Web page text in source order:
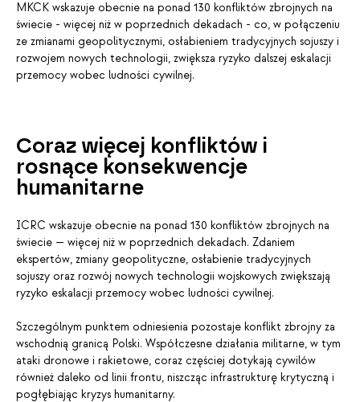
MKCK wskazuje obecnie na ponad 130 konfliktów zbrojnych na
świecie - więcej niż w poprzednich dekadach - co, w połączeniu
ze zmianami geopolitycznymi, osłabieniem tradycyjnych sojuszy i
rozwojem nowych technologii, zwiększa ryzyko dalszej eskalacji
przemocy wobec ludności cywilnej.
Coraz więcej konfliktów i
rosnące konsekwencje
humanitarne
ICRC wskazuje obecnie na ponad 130 konfliktów zbrojnych na
świecie — więcej niż w poprzednich dekadach. Zdaniem
ekspertów, zmiany geopolityczne, osłabienie tradycyjnych
sojuszy oraz rozwój nowych technologii wojskowych zwiększają
ryzyko eskalacji przemocy wobec ludności cywilnej.
Szczególnym punktem odniesienia pozostaje konflikt zbrojny za
wschodnią granicą Polski. Współczesne działania militarne, w tym
ataki dronowe i rakietowe, coraz częściej dotykają cywilów
również daleko od linii frontu, niszcząc infrastrukturę krytyczną i
pogłębiając kryzys humanitarny.